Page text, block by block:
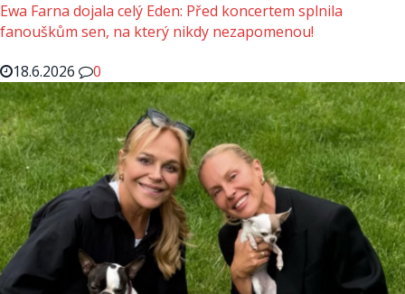
Ewa Farna dojala celý Eden: Před koncertem splnila
fanouškům sen, na který nikdy nezapomenou!
18.6.2026
0